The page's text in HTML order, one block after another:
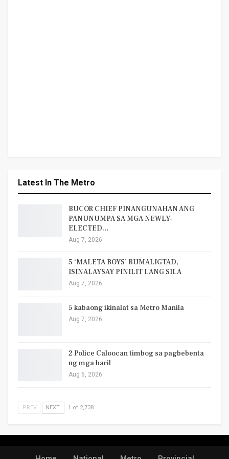
Latest In The Metro
BUCOR CHIEF PINANGUNAHAN ANG
PANUNUMPA SA MGA NEWLY-
ELECTED…
Aug 7, 2026
5 ‘MALETA BOYS’ BUMALIGTAD,
ISINALAYSAY PINILIT LANG SILA
Aug 7, 2026
5 kabaong ikinalat sa Metro Manila
Aug 7, 2026
2 Police Caloocan timbog sa pagbebenta
ng mga baril
Aug 6, 2026
PREV NEXT 1 of 2,738